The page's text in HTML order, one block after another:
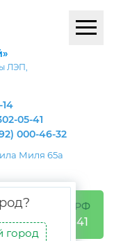
ЛЭП,
05-41
000-46-32
Миля 65а
город
ПО РФ
302-05-41